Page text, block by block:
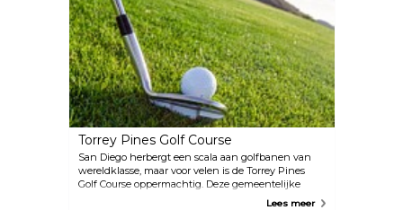
Torrey Pines Golf Course
San Diego herbergt een scala aan golfbanen van
wereldklasse, maar voor velen is de Torrey Pines
Golf Course oppermachtig. Deze gemeentelijke
golffaciliteit heeft 36 holes en ligt bovenop kliffen
Lees meer